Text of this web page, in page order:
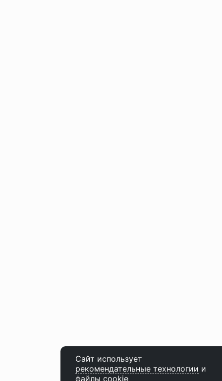
Сайт использует
рекомендательные технологии и
файлы cookie